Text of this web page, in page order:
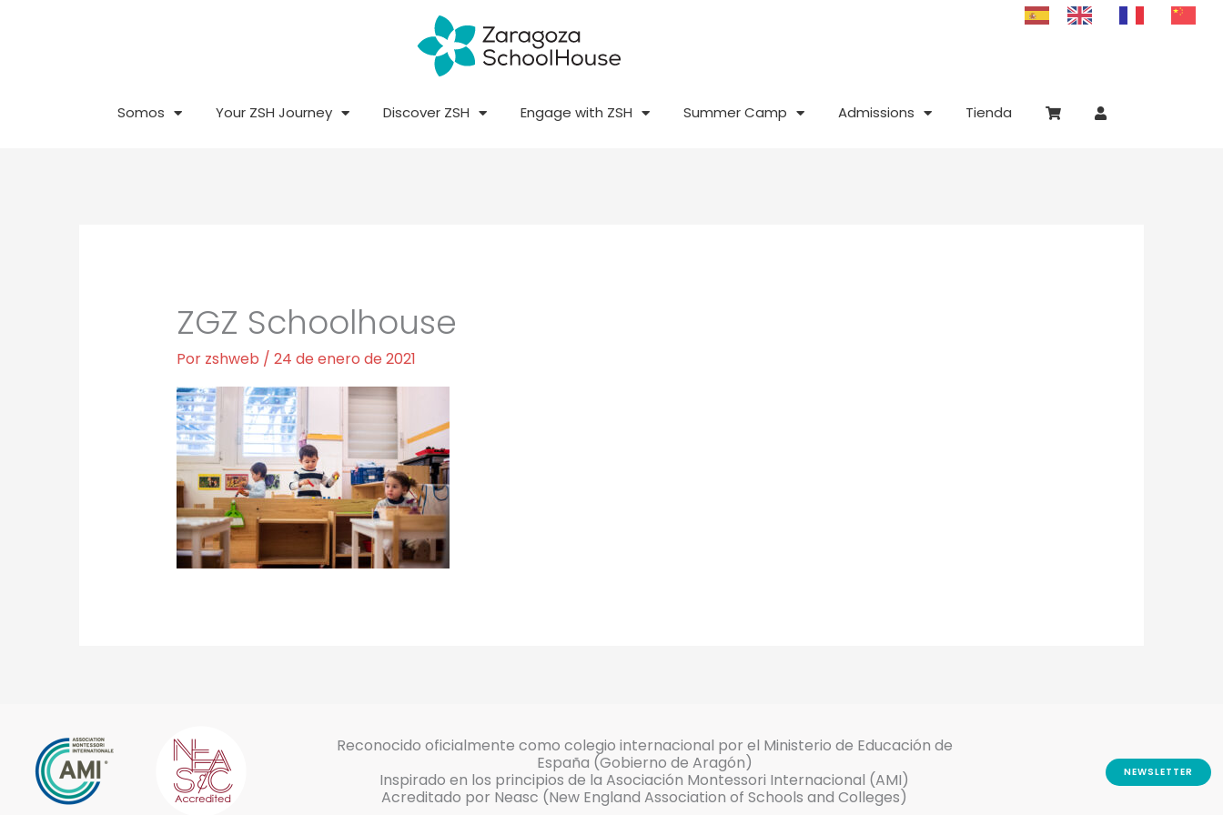
Somos Your ZSH Journey Discover ZSH Engage with ZSH Summer Camp Admissions Tienda
ZGZ Schoolhouse
Por zshweb / 24 de enero de 2021
Reconocido oficialmente como colegio internacional por el Ministerio de Educación de
España (Gobierno de Aragón)
Inspirado en los principios de la Asociación Montessori Internacional (AMI)
Acreditado por Neasc (New England Association of Schools and Colleges)
NEWSLETTER